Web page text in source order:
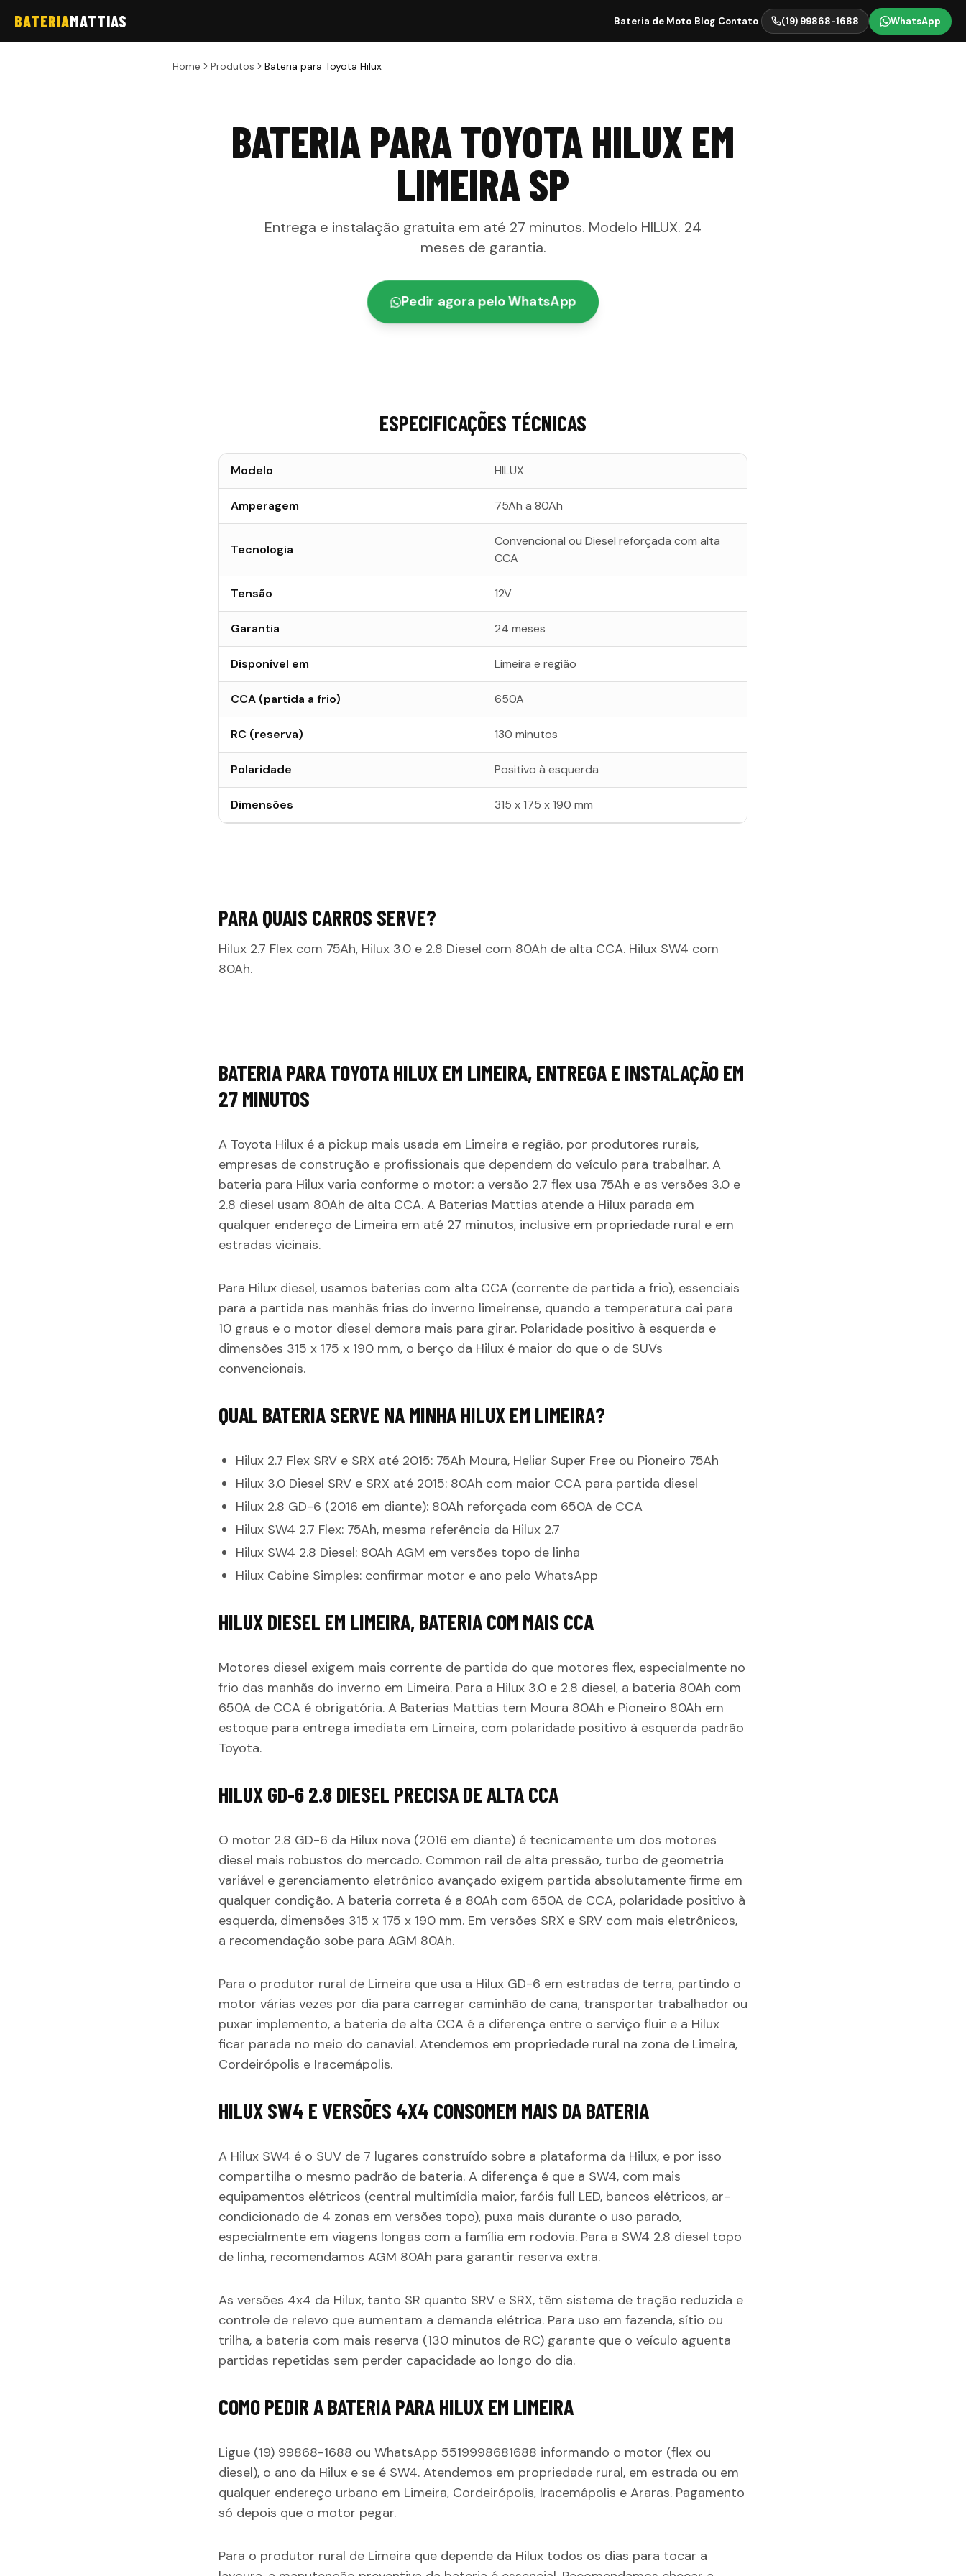
BATERIAMATTIAS Bateria de Moto Blog Contato (19) 99868-1688 WhatsApp
Home Produtos Bateria para Toyota Hilux
BATERIA PARA TOYOTA HILUX EM
LIMEIRASP
Entrega e instalação gratuita em até 27 minutos. Modelo HILUX. 24
meses de garantia.
Pedir agora pelo WhatsApp
ESPECIFICAÇÕES TÉCNICAS
Modelo HILUX
Amperagem 75Ah a 80Ah
Tecnologia
Convencional ou Diesel reforçada com alta
CCA
Tensão 12V
Garantia 24 meses
Disponível em Limeira e região
CCA (partida a frio) 650A
RC (reserva) 130 minutos
Polaridade Positivo à esquerda
Dimensões 315 x 175 x 190 mm
PARA QUAIS CARROS SERVE?
Hilux 2.7 Flex com 75Ah, Hilux 3.0 e 2.8 Diesel com 80Ah de alta CCA. Hilux SW4 com
80Ah.
BATERIA PARA TOYOTA HILUX EM LIMEIRA, ENTREGA E INSTALAÇÃO EM
27 MINUTOS
A Toyota Hilux é a pickup mais usada em Limeira e região, por produtores rurais,
empresas de construção e profissionais que dependem do veículo para trabalhar. A
bateria para Hilux varia conforme o motor: a versão 2.7 flex usa 75Ah e as versões 3.0 e
2.8 diesel usam 80Ah de alta CCA. A Baterias Mattias atende a Hilux parada em
qualquer endereço de Limeira em até 27 minutos, inclusive em propriedade rural e em
estradas vicinais.
Para Hilux diesel, usamos baterias com alta CCA (corrente de partida a frio), essenciais
para a partida nas manhãs frias do inverno limeirense, quando a temperatura cai para
10 graus e o motor diesel demora mais para girar. Polaridade positivo à esquerda e
dimensões 315 x 175 x 190 mm, o berço da Hilux é maior do que o de SUVs
convencionais.
QUAL BATERIA SERVE NA MINHA HILUX EM LIMEIRA?
Hilux 2.7 Flex SRV e SRX até 2015: 75Ah Moura, Heliar Super Free ou Pioneiro 75Ah
Hilux 3.0 Diesel SRV e SRX até 2015: 80Ah com maior CCA para partida diesel
Hilux 2.8 GD-6 (2016 em diante): 80Ah reforçada com 650A de CCA
Hilux SW4 2.7 Flex: 75Ah, mesma referência da Hilux 2.7
Hilux SW4 2.8 Diesel: 80Ah AGM em versões topo de linha
Hilux Cabine Simples: confirmar motor e ano pelo WhatsApp
HILUX DIESEL EM LIMEIRA, BATERIA COM MAIS CCA
Motores diesel exigem mais corrente de partida do que motores flex, especialmente no
frio das manhãs do inverno em Limeira. Para a Hilux 3.0 e 2.8 diesel, a bateria 80Ah com
650A de CCA é obrigatória. A Baterias Mattias tem Moura 80Ah e Pioneiro 80Ah em
estoque para entrega imediata em Limeira, com polaridade positivo à esquerda padrão
Toyota.
HILUX GD-6 2.8 DIESEL PRECISA DE ALTA CCA
O motor 2.8 GD-6 da Hilux nova (2016 em diante) é tecnicamente um dos motores
diesel mais robustos do mercado. Common rail de alta pressão, turbo de geometria
variável e gerenciamento eletrônico avançado exigem partida absolutamente firme em
qualquer condição. A bateria correta é a 80Ah com 650A de CCA, polaridade positivo à
esquerda, dimensões 315 x 175 x 190 mm. Em versões SRX e SRV com mais eletrônicos,
a recomendação sobe para AGM 80Ah.
Para o produtor rural de Limeira que usa a Hilux GD-6 em estradas de terra, partindo o
motor várias vezes por dia para carregar caminhão de cana, transportar trabalhador ou
puxar implemento, a bateria de alta CCA é a diferença entre o serviço fluir e a Hilux
ficar parada no meio do canavial. Atendemos em propriedade rural na zona de Limeira,
Cordeirópolis e Iracemápolis.
HILUX SW4 E VERSÕES 4X4 CONSOMEM MAIS DA BATERIA
A Hilux SW4 é o SUV de 7 lugares construído sobre a plataforma da Hilux, e por isso
compartilha o mesmo padrão de bateria. A diferença é que a SW4, com mais
equipamentos elétricos (central multimídia maior, faróis full LED, bancos elétricos, ar-
condicionado de 4 zonas em versões topo), puxa mais durante o uso parado,
especialmente em viagens longas com a família em rodovia. Para a SW4 2.8 diesel topo
de linha, recomendamos AGM 80Ah para garantir reserva extra.
As versões 4x4 da Hilux, tanto SR quanto SRV e SRX, têm sistema de tração reduzida e
controle de relevo que aumentam a demanda elétrica. Para uso em fazenda, sítio ou
trilha, a bateria com mais reserva (130 minutos de RC) garante que o veículo aguenta
partidas repetidas sem perder capacidade ao longo do dia.
COMO PEDIR A BATERIA PARA HILUX EM LIMEIRA
Ligue (19) 99868-1688 ou WhatsApp 5519998681688 informando o motor (flex ou
diesel), o ano da Hilux e se é SW4. Atendemos em propriedade rural, em estrada ou em
qualquer endereço urbano em Limeira, Cordeirópolis, Iracemápolis e Araras. Pagamento
só depois que o motor pegar.
Para o produtor rural de Limeira que depende da Hilux todos os dias para tocar a